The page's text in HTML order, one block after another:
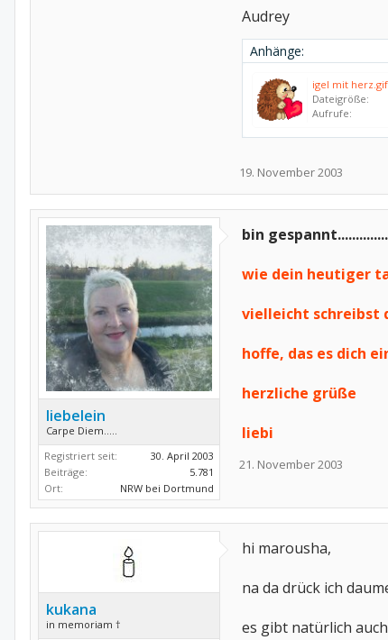
Audrey
Anhänge:
igel mit herz.gif
Dateigröße:
Aufrufe:
19. November 2003
liebelein
Carpe Diem.....
Registriert seit:
30. April 2003
Beiträge:
5.781
Ort:
NRW bei Dortmund
bin
wie dein heutiger
vielleicht schreibst
hoffe, das es dich
herzliche grüße
liebi
21. November 2003
kukana
in memoriam †
hi marousha,
na da drück ich
es gibt natürlich